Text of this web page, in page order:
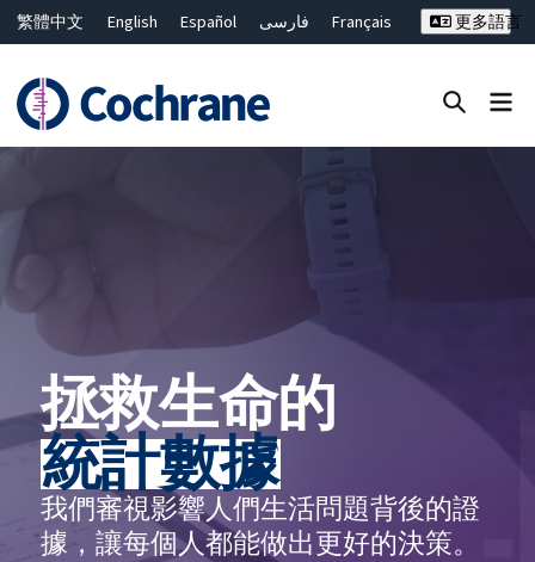
繁體中文 English Español فارسی
Français
ไทย
简体中文
更多語言
拯救生命的
統計數據
我們審視影響人們生活問題背後的證
據，讓每個人都能做出更好的決策。